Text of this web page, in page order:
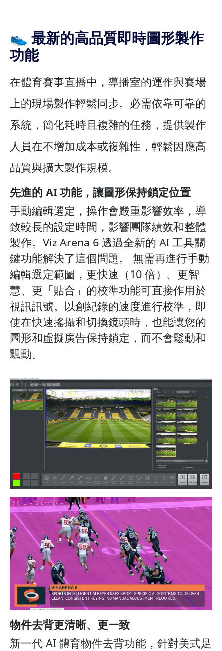
👟 最新的高品質即時圖形製作
功能
在體育賽事直播中，導播室的運作與賽場
上的現場製作輕鬆同步。必需依靠可靠的
系統，簡化耗時且複雜的任務，提供製作
人員在不增加成本或複雜性，輕鬆因應高
品質與擴大製作規模。
先進的 AI 功能，讓圖形保持鎖定位置
手動編輯選定，操作會嚴重影響效率，導
致較長的設定時間，影響團隊績效和整體
製作。Viz Arena 6 透過全新的 AI 工具關
鍵功能解決了這個問題。 無需再進行手動
編輯選定範圖，更快速（10 倍）、更智
慧、更「貼合」的校準功能可直接作用於
視訊訊號。以創紀錄的速度進行校準，即
使在快速搖攝和切換鏡頭時，也能讓您的
圖形和虛擬廣告保持鎖定，而不會鬆動和
飄動。
物件去背更清晰、更一致
新一代 AI 體育物件去背功能，針對美式足